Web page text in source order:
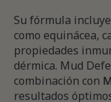
Su fórmula
como equinácea,
propiedades
dérmica. Mud
combinación con
resultados